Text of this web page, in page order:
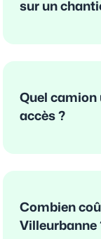
sur un
Quel camion
accès ?
Combien
Villeurbanne